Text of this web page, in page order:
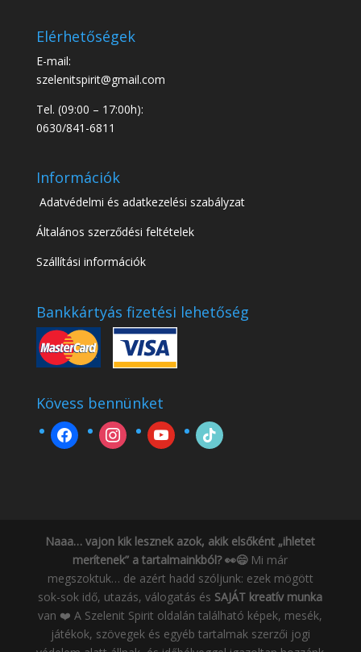
Elérhetőségek
E-mail:
szelenitspirit@gmail.com
Tel. (09:00 – 17:00h):
0630/841-6811
Információk
Adatvédelmi és adatkezelési szabályzat
Általános szerződési feltételek
Szállítási információk
Bankkártyás fizetési lehetőség
Kövess bennünket
facebook instagramyoutube tiktok
Naaa… vajon kik lesznek azok, akik elsőként „ihletet
merítenek” a tartalmainkból? 👀😄Mi már
megszoktuk… de azért hadd szóljunk: ezek mögött
sok-sok idő, utazás, válogatás és SAJÁT kreatív munka
van ❤️ A Szelenit Spirit oldalán található képek, mesék,
játékok, szövegek és egyéb tartalmak szerzői jogi